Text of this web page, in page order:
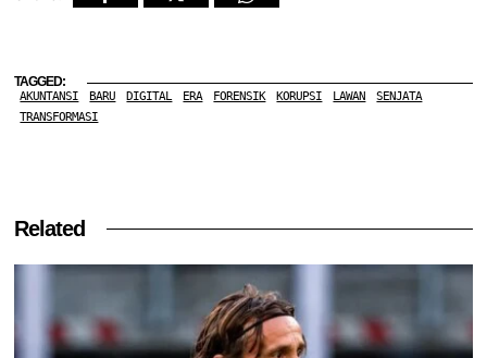
TAGGED:
AKUNTANSI BARU DIGITAL ERA FORENSIK KORUPSI LAWAN
SENJATA
TRANSFORMASI
Related